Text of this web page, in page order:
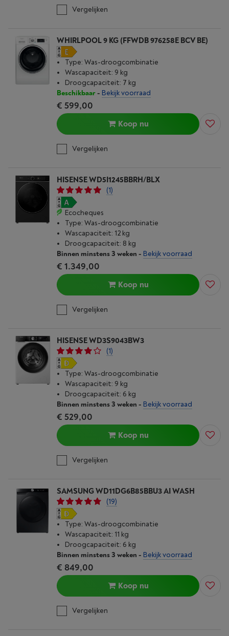
Vergelijken
WHIRLPOOL 9 KG (FFWDB 976258E BCV BE)
Type: Was-droogcombinatie
Wascapaciteit: 9 kg
Droogcapaciteit: 7 kg
Beschikbaar- Bekijk voorraad
€ 599,00
Koop nu
Vergelijken
HISENSE WD5I1245BBRH/BLX
(1)
Ecocheques
Type: Was-droogcombinatie
Wascapaciteit: 12 kg
Droogcapaciteit: 8 kg
Binnen minstens 3 weken - Bekijk voorraad
€ 1.349,00
Koop nu
Vergelijken
HISENSE WD3S9043BW3
(1)
Type: Was-droogcombinatie
Wascapaciteit: 9 kg
Droogcapaciteit: 6 kg
Binnen minstens 3 weken - Bekijk voorraad
€ 529,00
Koop nu
Vergelijken
SAMSUNG WD11DG6B85BBU3 AI WASH
(19)
Type: Was-droogcombinatie
Wascapaciteit: 11 kg
Droogcapaciteit: 6 kg
Binnen minstens 3 weken - Bekijk voorraad
€ 849,00
Koop nu
Vergelijken